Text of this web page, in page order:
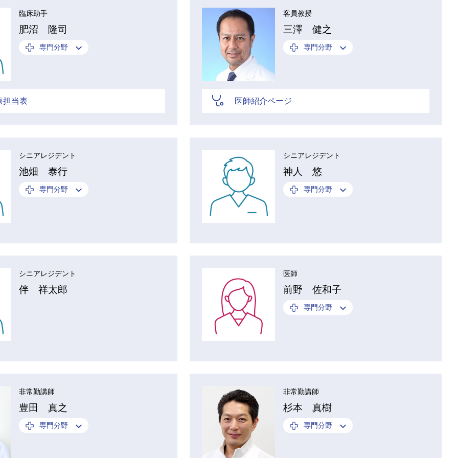
臨床助手
肥沼 隆司
専門分野
担当表
客員教授
三澤 健之
専門分野
医師紹介ページ
シニアレジデント
池畑 泰行
専門分野
シニアレジデント
神人 悠
専門分野
シニアレジデント
伴 祥太郎
医師
前野 佐和子
専門分野
非常勤講師
豊田 真之
専門分野
非常勤講師
杉本 真樹
専門分野